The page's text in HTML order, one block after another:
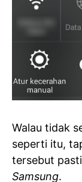
Walau tidak
seperti itu,
tersebut
Samsung.